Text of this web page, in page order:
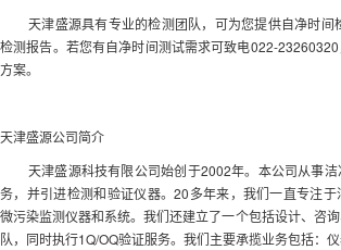
天津盛源具有专业的检测团队，可为您提供自净时间
检测报告。若您有自净时间测试需求可致电022-
方案。
天津盛源公司简介
天津盛源科技有限公司始创于2002年。本公司从事
务，并引进检测和验证仪器。20多年来，我们一直专注
微污染监测仪器和系统。我们还建立了一个包括设计、咨
队，同时执行1Q/OQ验证服务。我们主要承揽业务包括：